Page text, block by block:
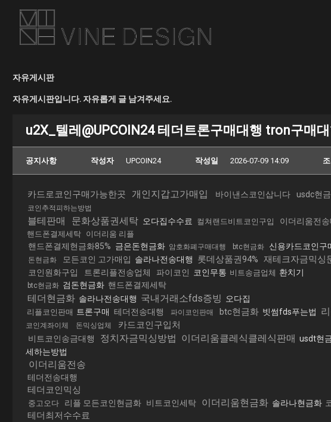
자유게시판
자유게시판입니다. 자유롭게 글 남겨주세요.
u2X_텔레@UPCOIN24 테더트론구매대행 tron구매
공지사항 작성자 UPCOIN24 작성일 2026-07-09 14:09
카드로코인구매가능한곳 개인지갑고가매입 바이낸스코인삽니다 usdc현
코인추적피하는방법
블테판매 문화상품권세탁 오다집수수료 컬쳐랜드비트코인구입 이더리움전송
핸드폰결제세탁 이더리움 리플
핸드폰결제현금화85% 금은돈현금화 암호화폐구매대행 btc현금화 신용카드코인구
돈현금화 모든코인 고가매입 솔라나전송대행 롯데상품권94% 재테크자금믹싱
코인원화구입
트론리플전송업체 파이코인 코인무통 비트송금업체 환치기
btc현금화 검돈현금화 핸드폰결제세탁
테더현금화 솔라나전송대행 국내거래소fds증빙 오다집
리플코인판매 트론구매 테더전송대행 파이코인판매 btc현금화 빗썸fds푸는법
코인계좌이체
돈믹싱업체 카드코인구입처
비트코인송금대행 정치자금믹싱방법 이더리움클레식클레식판매 usdt현
세하는방법
이더리움전송
테더전송대행
테더코인믹싱
중고오다 리플 모든코인현금화 비트코인세탁 이더리움현금화 솔라나현금화
테더최저수수료